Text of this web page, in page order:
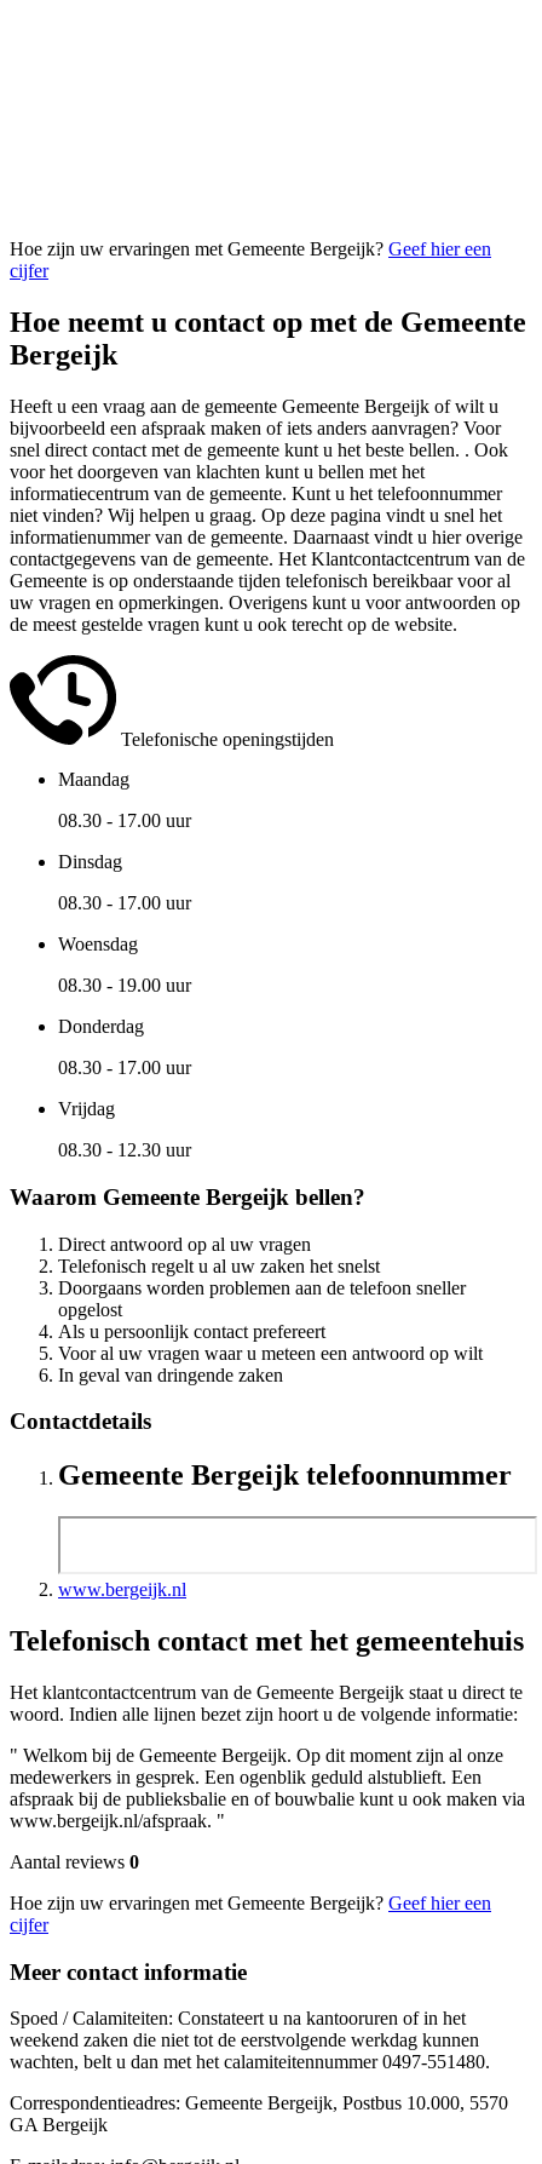
Hoe zijn uw ervaringen met Gemeente Bergeijk? Geef hier een
cijfer
Hoe neemt u contact op met de Gemeente
Bergeijk
Heeft u een vraag aan de gemeente Gemeente Bergeijk of wilt u
bijvoorbeeld een afspraak maken of iets anders aanvragen? Voor
snel direct contact met de gemeente kunt u het beste bellen. . Ook
voor het doorgeven van klachten kunt u bellen met het
informatiecentrum van de gemeente. Kunt u het telefoonnummer
niet vinden? Wij helpen u graag. Op deze pagina vindt u snel het
informatienummer van de gemeente. Daarnaast vindt u hier overige
contactgegevens van de gemeente. Het Klantcontactcentrum van de
Gemeente is op onderstaande tijden telefonisch bereikbaar voor al
uw vragen en opmerkingen. Overigens kunt u voor antwoorden op
de meest gestelde vragen kunt u ook terecht op de website.
Telefonische openingstijden
Maandag
08.30 - 17.00 uur
Dinsdag
08.30 - 17.00 uur
Woensdag
08.30 - 19.00 uur
Donderdag
08.30 - 17.00 uur
Vrijdag
08.30 - 12.30 uur
Waarom Gemeente Bergeijk bellen?
Direct antwoord op al uw vragen
Telefonisch regelt u al uw zaken het snelst
Doorgaans worden problemen aan de telefoon sneller
opgelost
Als u persoonlijk contact prefereert
Voor al uw vragen waar u meteen een antwoord op wilt
In geval van dringende zaken
Contactdetails
Gemeente Bergeijk telefoonnummer
www.bergeijk.nl
Telefonisch contact met het gemeentehuis
Het klantcontactcentrum van de Gemeente Bergeijk staat u direct te
woord. Indien alle lijnen bezet zijn hoort u de volgende informatie:
" Welkom bij de Gemeente Bergeijk. Op dit moment zijn al onze
medewerkers in gesprek. Een ogenblik geduld alstublieft. Een
afspraak bij de publieksbalie en of bouwbalie kunt u ook maken via
www.bergeijk.nl/afspraak. "
Aantal reviews 0
Hoe zijn uw ervaringen met Gemeente Bergeijk? Geef hier een
cijfer
Meer contact informatie
Spoed / Calamiteiten: Constateert u na kantooruren of in het
weekend zaken die niet tot de eerstvolgende werkdag kunnen
wachten, belt u dan met het calamiteitennummer 0497-551480.
Correspondentieadres: Gemeente Bergeijk, Postbus 10.000, 5570
GA Bergeijk